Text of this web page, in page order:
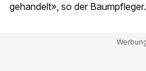
gehandelt», so der Baumpfleger.